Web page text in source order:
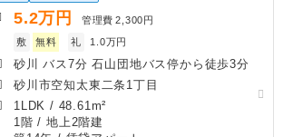
5.2万円 管理費 2,300円
敷
無料 礼 1.0万円
砂川 バス7分 石山団地バス停から徒歩3分
砂川市空知太東二条1丁目
1LDK / 48.61m²
1階 / 地上2階建